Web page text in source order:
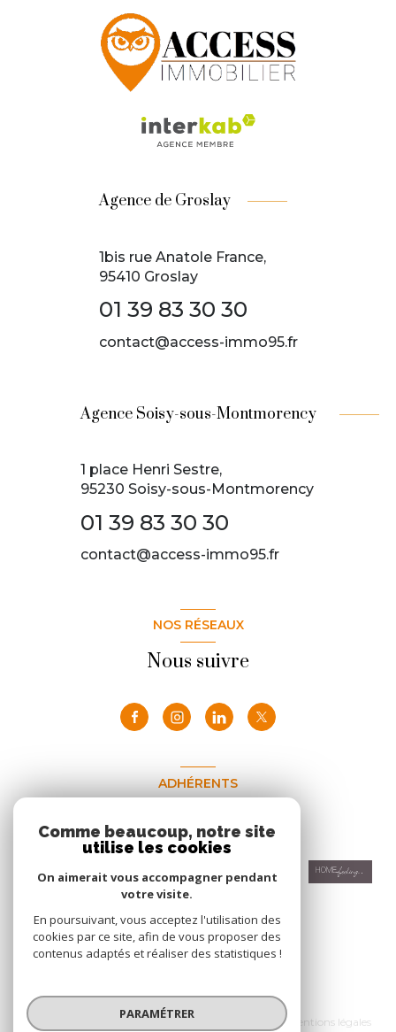
Agence de Groslay
1bis rue Anatole France,
95410 Groslay
01 39 83 30 30
contact@access-immo95.fr
Agence Soisy-sous-Montmorency
1 place Henri Sestre,
95230 Soisy-sous-Montmorency
01 39 83 30 30
contact@access-immo95.fr
NOS RÉSEAUX
Nous suivre
ADHÉRENTS
Nous adhérons
© 2026 | Tous droits réservés
Nos honoraires
Nos partenaires Mentions légales
Comme beaucoup, notre site
utilise les cookies
On aimerait vous accompagner pendant
votre visite.
En poursuivant, vous acceptez l'utilisation des
cookies par ce site, afin de vous proposer des
contenus adaptés et réaliser des statistiques !
PARAMÉTRER